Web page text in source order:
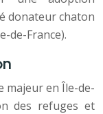
donateur chaton
de-France).
majeur en Île-de-
des refuges et